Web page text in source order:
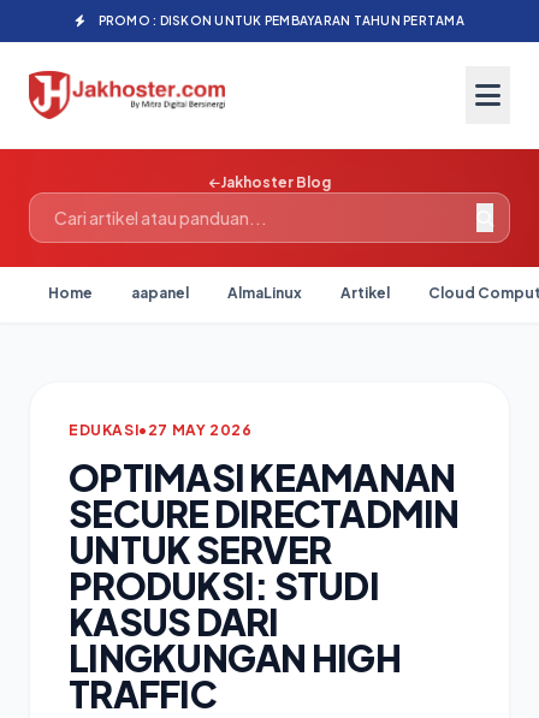
PROMO : DISKON UNTUK PEMBAYARAN TAHUN PERTAMA
Jakhoster Blog
Home aapanel AlmaLinux Artikel Cloud
EDUKASI• 27 MAY 2026
OPTIMASI KEAMANAN
SECURE DIRECTADMIN
UNTUK SERVER
PRODUKSI: STUDI
KASUS DARI
LINGKUNGAN HIGH
TRAFFIC